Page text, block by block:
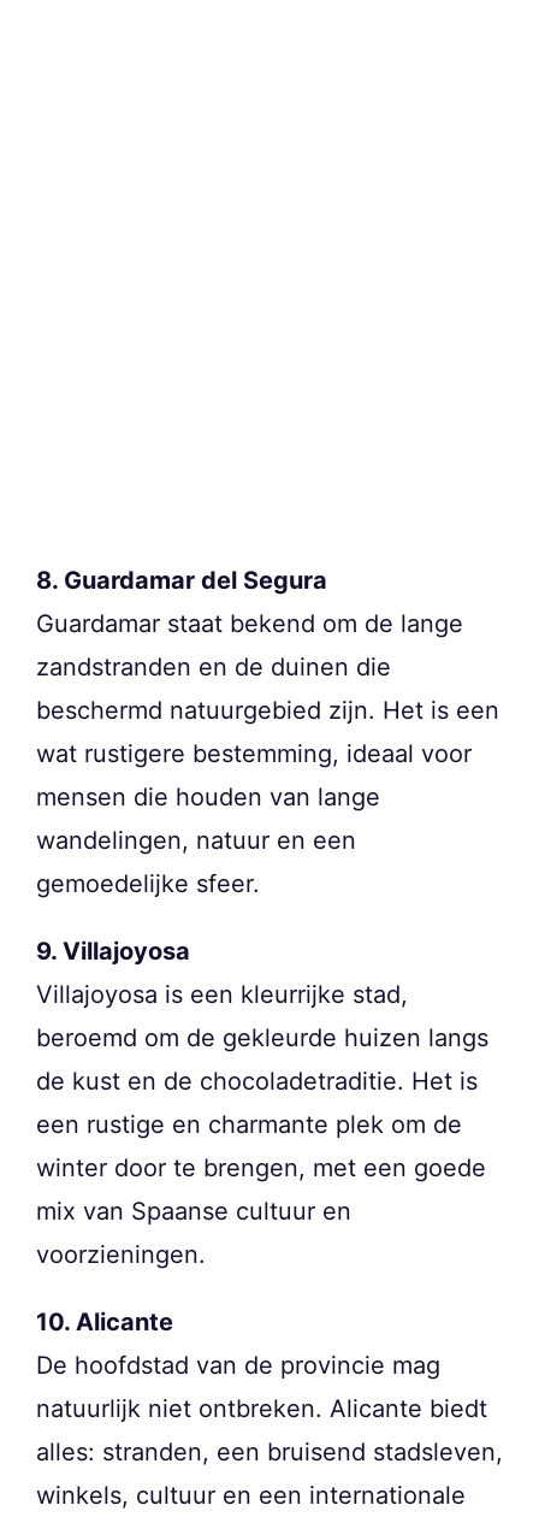
8. Guardamar del Segura
Guardamar staat bekend om de lange
zandstranden en de duinen die
beschermd natuurgebied zijn. Het is een
wat rustigere bestemming, ideaal voor
mensen die houden van lange
wandelingen, natuur en een
gemoedelijke sfeer.
9. Villajoyosa
Villajoyosa is een kleurrijke stad,
beroemd om de gekleurde huizen langs
de kust en de chocoladetraditie. Het is
een rustige en charmante plek om de
winter door te brengen, met een goede
mix van Spaanse cultuur en
voorzieningen.
10. Alicante
De hoofdstad van de provincie mag
natuurlijk niet ontbreken. Alicante biedt
alles: stranden, een bruisend stadsleven,
winkels, cultuur en een internationale